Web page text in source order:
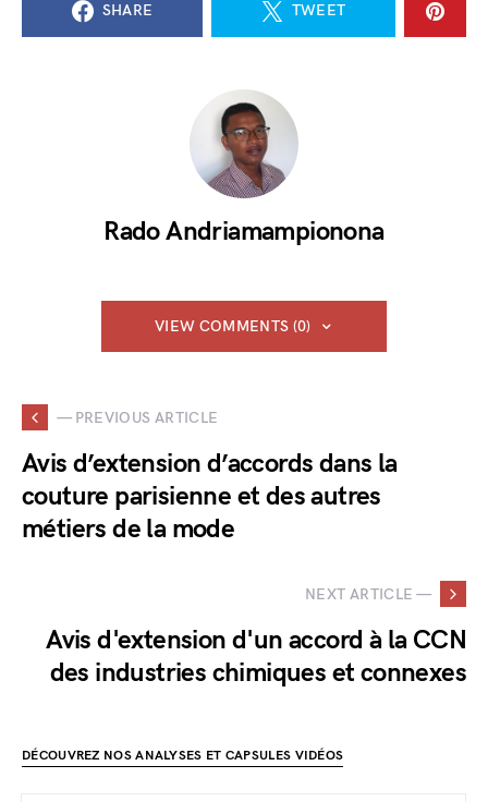
SHARE TWEET
Rado Andriamampionona
VIEW COMMENTS (0)
— PREVIOUS ARTICLE
Avis d’extension d’accords dans la
couture parisienne et des autres
métiers de la mode
NEXT ARTICLE —
Avis d'extension d'un accord à la CCN
des industries chimiques et connexes
DÉCOUVREZ NOS ANALYSES ET CAPSULES VIDÉOS